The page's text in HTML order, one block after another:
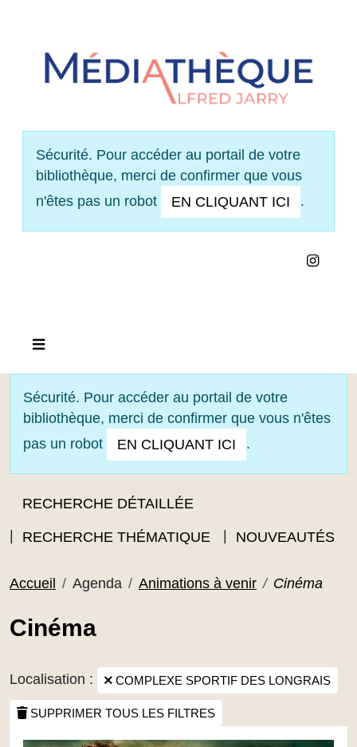
Sécurité. Pour accéder au portail de votre
bibliothèque, merci de confirmer que vous
n'êtes pas un robot
EN CLIQUANT ICI .
Sécurité. Pour accéder au portail de votre
bibliothèque, merci de confirmer que vous n'êtes
pas un robot
EN CLIQUANT ICI .
RECHERCHE DÉTAILLÉE
RECHERCHE THÉMATIQUE NOUVEAUTÉS
Accueil Agenda Animations à venir Cinéma
Cinéma
Localisation : COMPLEXE SPORTIF DES LONGRAIS
SUPPRIMER TOUS LES FILTRES